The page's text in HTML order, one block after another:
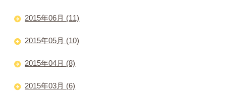
2015年06月 (11)
2015年05月 (10)
2015年04月 (8)
2015年03月 (6)